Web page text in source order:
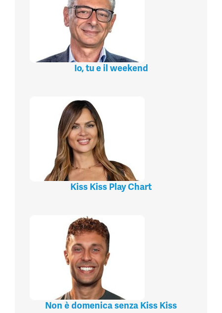
Io, tu e il weekend
Kiss Kiss Play Chart
Non è domenica senza Kiss Kiss